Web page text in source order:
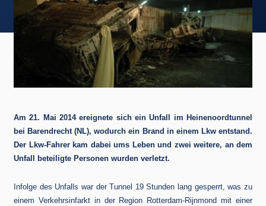
Am 21. Mai 2014 ereignete sich ein Unfall im Heinenoordtunnel
bei Barendrecht (NL), wodurch ein Brand in einem Lkw entstand.
Der Lkw-Fahrer kam dabei ums Leben und zwei weitere, an dem
Unfall beteiligte Personen wurden verletzt.
Infolge des Unfalls war der Tunnel 19 Stunden lang gesperrt, was zu
einem Verkehrsinfarkt in der Region Rotterdam-Rijnmond mit einer